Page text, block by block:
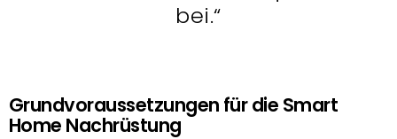
bei.“
Grundvoraussetzungen für die Smart
Home Nachrüstung